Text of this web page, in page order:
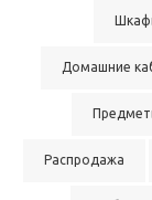
Домашние
Распродажа